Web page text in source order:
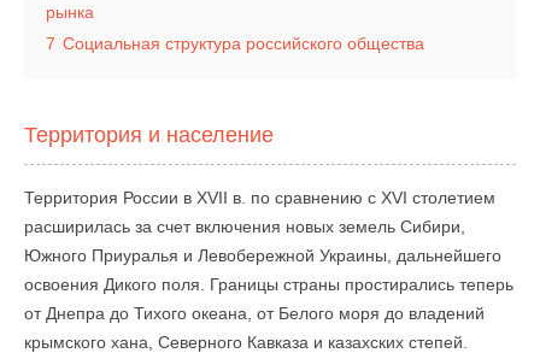
рынка
7 Социальная структура российского общества
Территория и население
Территория России в XVII в. по сравнению с XVI столетием
расширилась за счет включения новых земель Сибири,
Южного Приуралья и Левобережной Украины, дальнейшего
освоения Дикого поля. Границы страны простирались теперь
от Днепра до Тихого океана, от Белого моря до владений
крымского хана, Северного Кавказа и казахских степей.